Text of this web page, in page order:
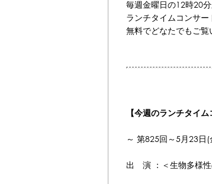
毎週金曜日の12時20
ランチタイムコンサー
無料でどなたでもご覧
【今週のランチタイ
～ 第825回～
出 演 ：＜生物多様性